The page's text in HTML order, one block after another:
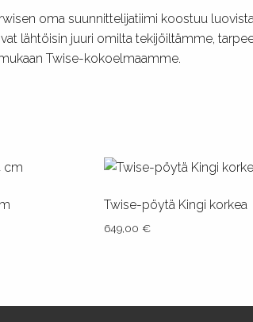
oma suunnittelijatiimi koostuu
lähtöisin juuri omilta tekijöiltämme,
Twise-kokoelmaamme.
Twise-pöytä Kingi korkea
649,00€